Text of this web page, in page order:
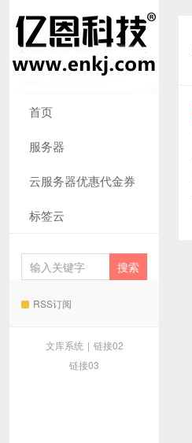
首页
服务器
云服务器优惠代金券
标签云
RSS订阅
文库系统 | 链接02
链接03